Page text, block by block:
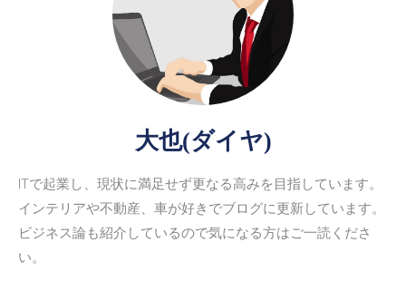
大也(ダイヤ)
ITで起業し、現状に満足せず更なる高みを目指しています。
インテリアや不動産、車が好きでブログに更新しています。
ビジネス論も紹介しているので気になる方はご一読くださ
い。